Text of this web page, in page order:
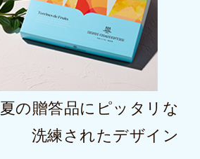
夏の贈答品にピッタリな
洗練されたデザイン